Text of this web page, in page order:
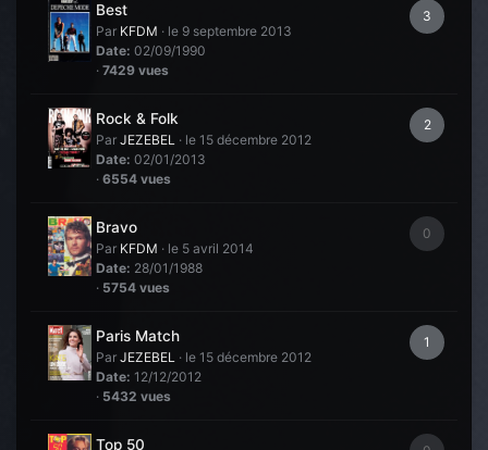
3
Best
Par KFDM · le 9 septembre 2013
Date: 02/09/1990
· 7429 vues
2
Rock & Folk
Par JEZEBEL · le 15 décembre 2012
Date: 02/01/2013
· 6554 vues
0
Bravo
Par KFDM · le 5 avril 2014
Date: 28/01/1988
· 5754 vues
1
Paris Match
Par JEZEBEL · le 15 décembre 2012
Date: 12/12/2012
· 5432 vues
Top 50